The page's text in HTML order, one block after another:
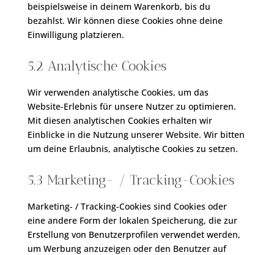
beispielsweise in deinem Warenkorb, bis du
bezahlst. Wir können diese Cookies ohne deine
Einwilligung platzieren.
5.2 Analytische Cookies
Wir verwenden analytische Cookies, um das
Website-Erlebnis für unsere Nutzer zu optimieren.
Mit diesen analytischen Cookies erhalten wir
Einblicke in die Nutzung unserer Website. Wir bitten
um deine Erlaubnis, analytische Cookies zu setzen.
5.3 Marketing- / Tracking-Cookies
Marketing- / Tracking-Cookies sind Cookies oder
eine andere Form der lokalen Speicherung, die zur
Erstellung von Benutzerprofilen verwendet werden,
um Werbung anzuzeigen oder den Benutzer auf